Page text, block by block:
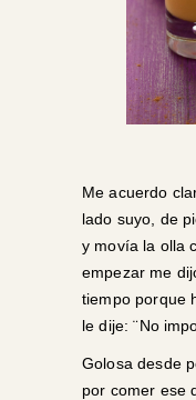
Me acuerdo
lado suyo, de
y movía la olla
empezar me
tiempo porque
le dije: ¨No
Golosa desde
por comer ese